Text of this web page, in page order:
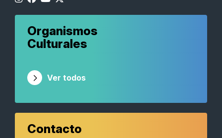
Organismos
Culturales
Ver todos
Contacto